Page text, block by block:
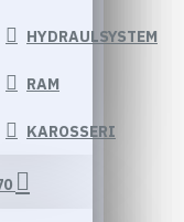
HYDRAULSYSTEM
RAM
KAROSSERI